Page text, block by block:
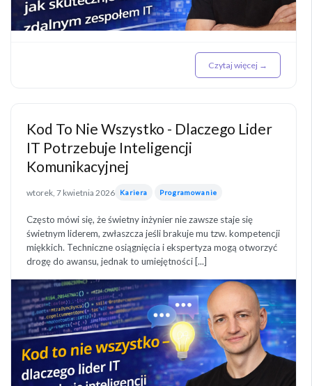
Czytaj więcej →
Kod To Nie Wszystko - Dlaczego Lider
IT Potrzebuje Inteligencji
Komunikacyjnej
wtorek, 7 kwietnia 2026 Kariera Programowanie
Często mówi się, że świetny inżynier nie zawsze staje się
świetnym liderem, zwłaszcza jeśli brakuje mu tzw. kompetencji
miękkich. Techniczne osiągnięcia i ekspertyza mogą otworzyć
drogę do awansu, jednak to umiejętności [...]